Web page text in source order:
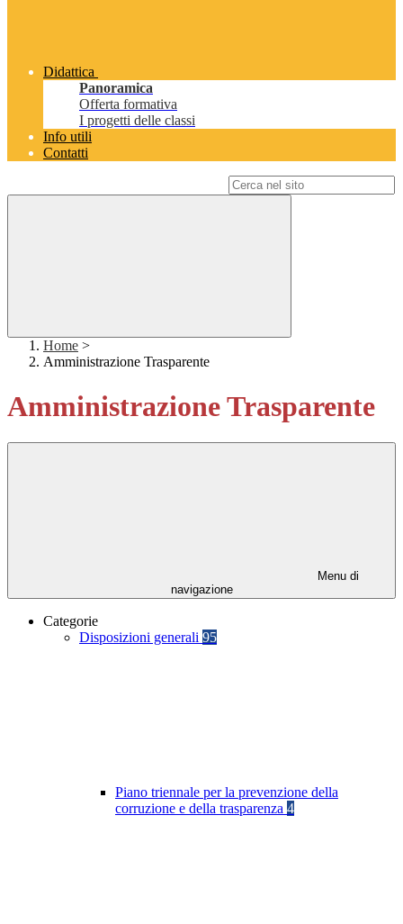
Didattica
Panoramica
Offerta formativa
I progetti delle classi
Info utili
Contatti
Home >
Amministrazione Trasparente
Amministrazione Trasparente
Menu di
navigazione
Categorie
Disposizioni generali 95
Piano triennale per la prevenzione della
corruzione e della trasparenza 4